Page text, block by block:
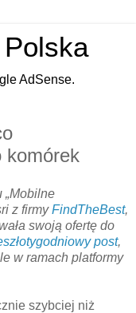
AdSense.
komórek
„Mobilne
z firmyFindTheBest,
swoją ofertę do
post,
w ramach platformy
szybciej niż